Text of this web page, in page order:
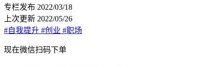
专栏发布 2022/03/18
上次更新 2022/05/26
#自我提升 #创业 #职场
现在微信扫码下单